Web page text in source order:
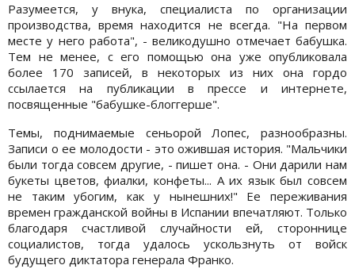
Разумеется, у внука, специалиста по организации
производства, время находится не всегда. "На первом
месте у него работа", - великодушно отмечает бабушка.
Тем не менее, с его помощью она уже опубликовала
более 170 записей, в некоторых из них она гордо
ссылается на публикации в прессе и интернете,
посвященные "бабушке-блоггерше".
Темы, поднимаемые сеньорой Лопес, разнообразны.
Записи о ее молодости - это ожившая история. "Мальчики
были тогда совсем другие, - пишет она. - Они дарили нам
букеты цветов, фиалки, конфеты... А их язык был совсем
не таким убогим, как у нынешних!" Ее переживания
времен гражданской войны в Испании впечатляют. Только
благодаря счастливой случайности ей, стороннице
социалистов, тогда удалось ускользнуть от войск
будущего диктатора генерала Франко.